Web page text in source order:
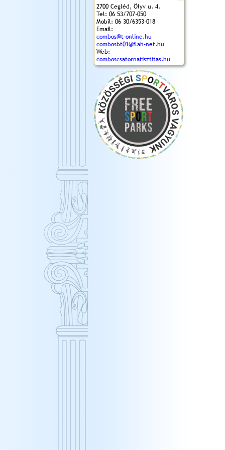
2700 Cegléd, Ölyv u. 4.
Tel: 06 53/707-050
Mobil: 06 30/6353-018
Email:
combos@t-online.hu
combosbt01@flah-net.hu
Web:
comboscsatornatisztitas.hu